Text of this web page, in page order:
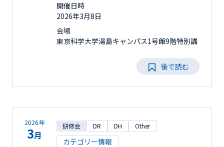
開催日時
2026年3月8日
会場
東京科学大学湯島キャンパス1号館9階特別講
後で読む
2026年
3月
研修会 DR DH Other
カテゴリー情報